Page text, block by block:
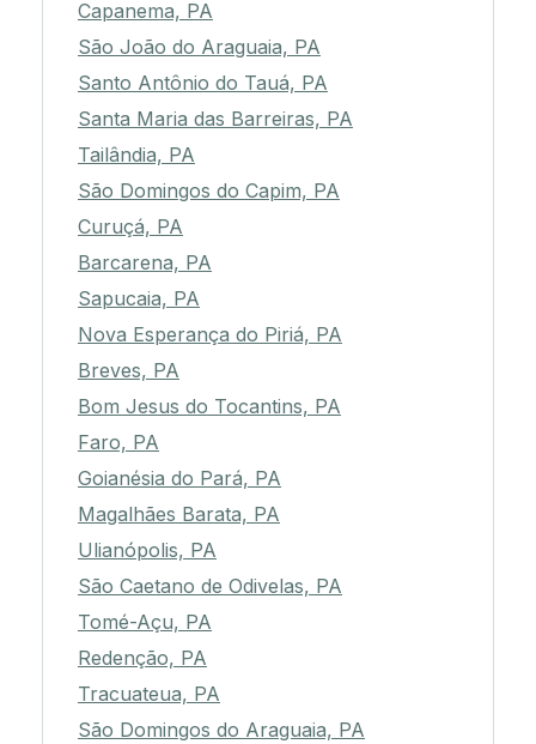
Capanema, PA
São João do Araguaia, PA
Santo Antônio do Tauá, PA
Santa Maria das Barreiras, PA
Tailândia, PA
São Domingos do Capim, PA
Curuçá, PA
Barcarena, PA
Sapucaia, PA
Nova Esperança do Piriá, PA
Breves, PA
Bom Jesus do Tocantins, PA
Faro, PA
Goianésia do Pará, PA
Magalhães Barata, PA
Ulianópolis, PA
São Caetano de Odivelas, PA
Tomé-Açu, PA
Redenção, PA
Tracuateua, PA
São Domingos do Araguaia, PA